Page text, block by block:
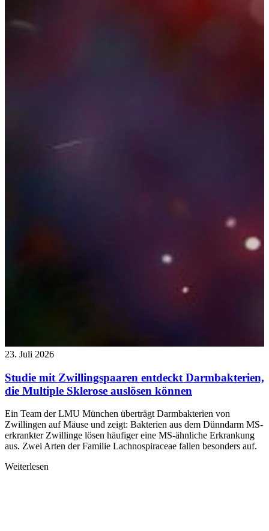
23. Juli 2026
Studie mit Zwillingspaaren entdeckt Darmbakterien,
die Multiple Sklerose auslösen können
Ein Team der LMU München überträgt Darmbakterien von
Zwillingen auf Mäuse und zeigt: Bakterien aus dem Dünndarm MS-
erkrankter Zwillinge lösen häufiger eine MS-ähnliche Erkrankung
aus. Zwei Arten der Familie Lachnospiraceae fallen besonders auf.
Weiterlesen